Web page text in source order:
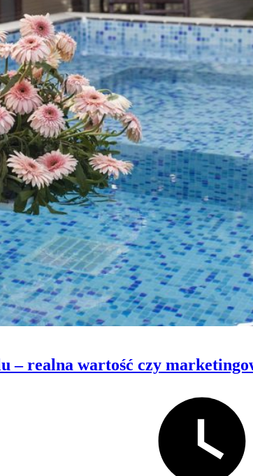
– realna wartość czy